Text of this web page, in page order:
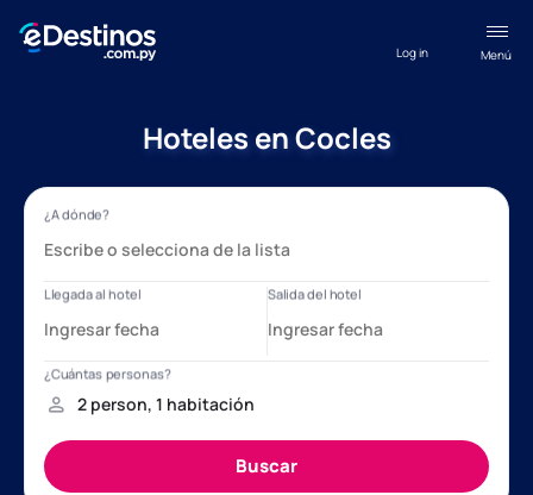
Menú
Log in
Hoteles en Cocles